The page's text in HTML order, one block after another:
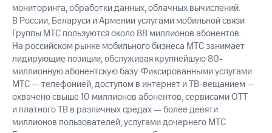
мониторинга, обработки данных, облачных вычислений.
В России, Беларуси и Армении услугами мобильной связи
Группы МТС пользуются около 88 миллионов абонентов.
На российском рынке мобильного бизнеса МТС занимает
лидирующие позиции, обслуживая крупнейшую 80-
миллионную абонентскую базу. Фиксированными услугами
МТС — телефонией, доступом в интернет и ТВ-вещанием —
охвачено свыше 10 миллионов абонентов, сервисами OTT
и платного ТВ в различных средах — более девяти
миллионов пользователей, услугами дочернего МТС